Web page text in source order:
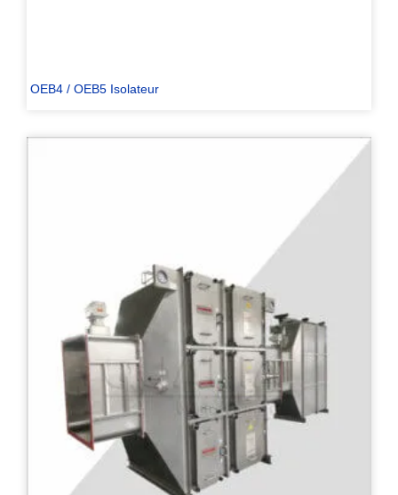
OEB4 / OEB5 Isolateur